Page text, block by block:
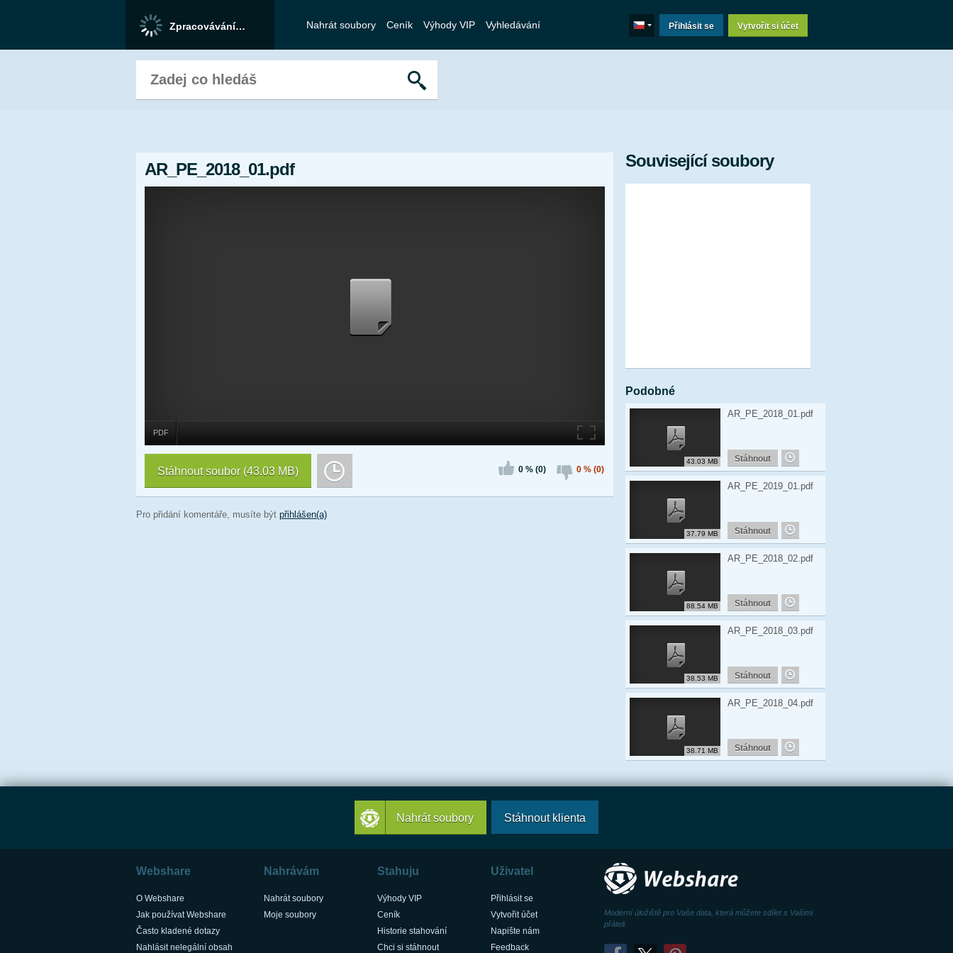
Zpracovávání… Nahrát soubory Ceník Výhody VIP Vyhledávání Přihlásit se Vytvořit si účet
AR_PE_2018_01.pdf
PDF
0 % (0) 0 % (0)
Stáhnout soubor (43.03 MB)
Pro přidání komentáře, musíte být přihlášen(a)
Související soubory
Podobné
43.03 MB
AR_PE_2018_01.pdf
Stáhnout
37.79 MB
AR_PE_2019_01.pdf
Stáhnout
88.54 MB
AR_PE_2018_02.pdf
Stáhnout
38.53 MB
AR_PE_2018_03.pdf
Stáhnout
38.71 MB
AR_PE_2018_04.pdf
Stáhnout
Nahrát soubory Stáhnout klienta
Webshare
O Webshare
Jak používat Webshare
Často kladené dotazy
Nahlásit nelegální obsah
Nahrávám
Nahrát soubory
Moje soubory
Stahuju
Výhody VIP
Ceník
Historie stahování
Chci si stáhnout
Uživatel
Přihlásit se
Vytvořit účet
Napište nám
Feedback
Moderní úložiště pro Vaše data, která můžete sdílet s Vašimi
přáteli.